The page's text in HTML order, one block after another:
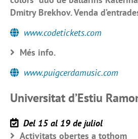
Dmitry Brekhov. Venda
www.codetickets.com
Més info.
www.puigcerdamusic.com
Universitat d’Estiu
Del 15 al 19 de juliol
Activitats obertes a tothom